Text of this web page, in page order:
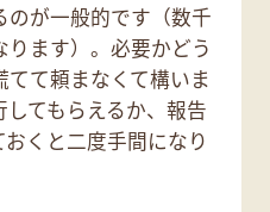
が一般的です（数千
ます）。必要かどう
て頼まなくて構いま
てもらえるか、報告
くと二度手間になり